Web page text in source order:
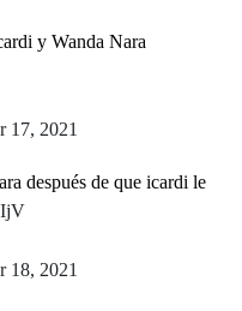
y Wanda Nara
17, 2021
después de que icardi le
18, 2021